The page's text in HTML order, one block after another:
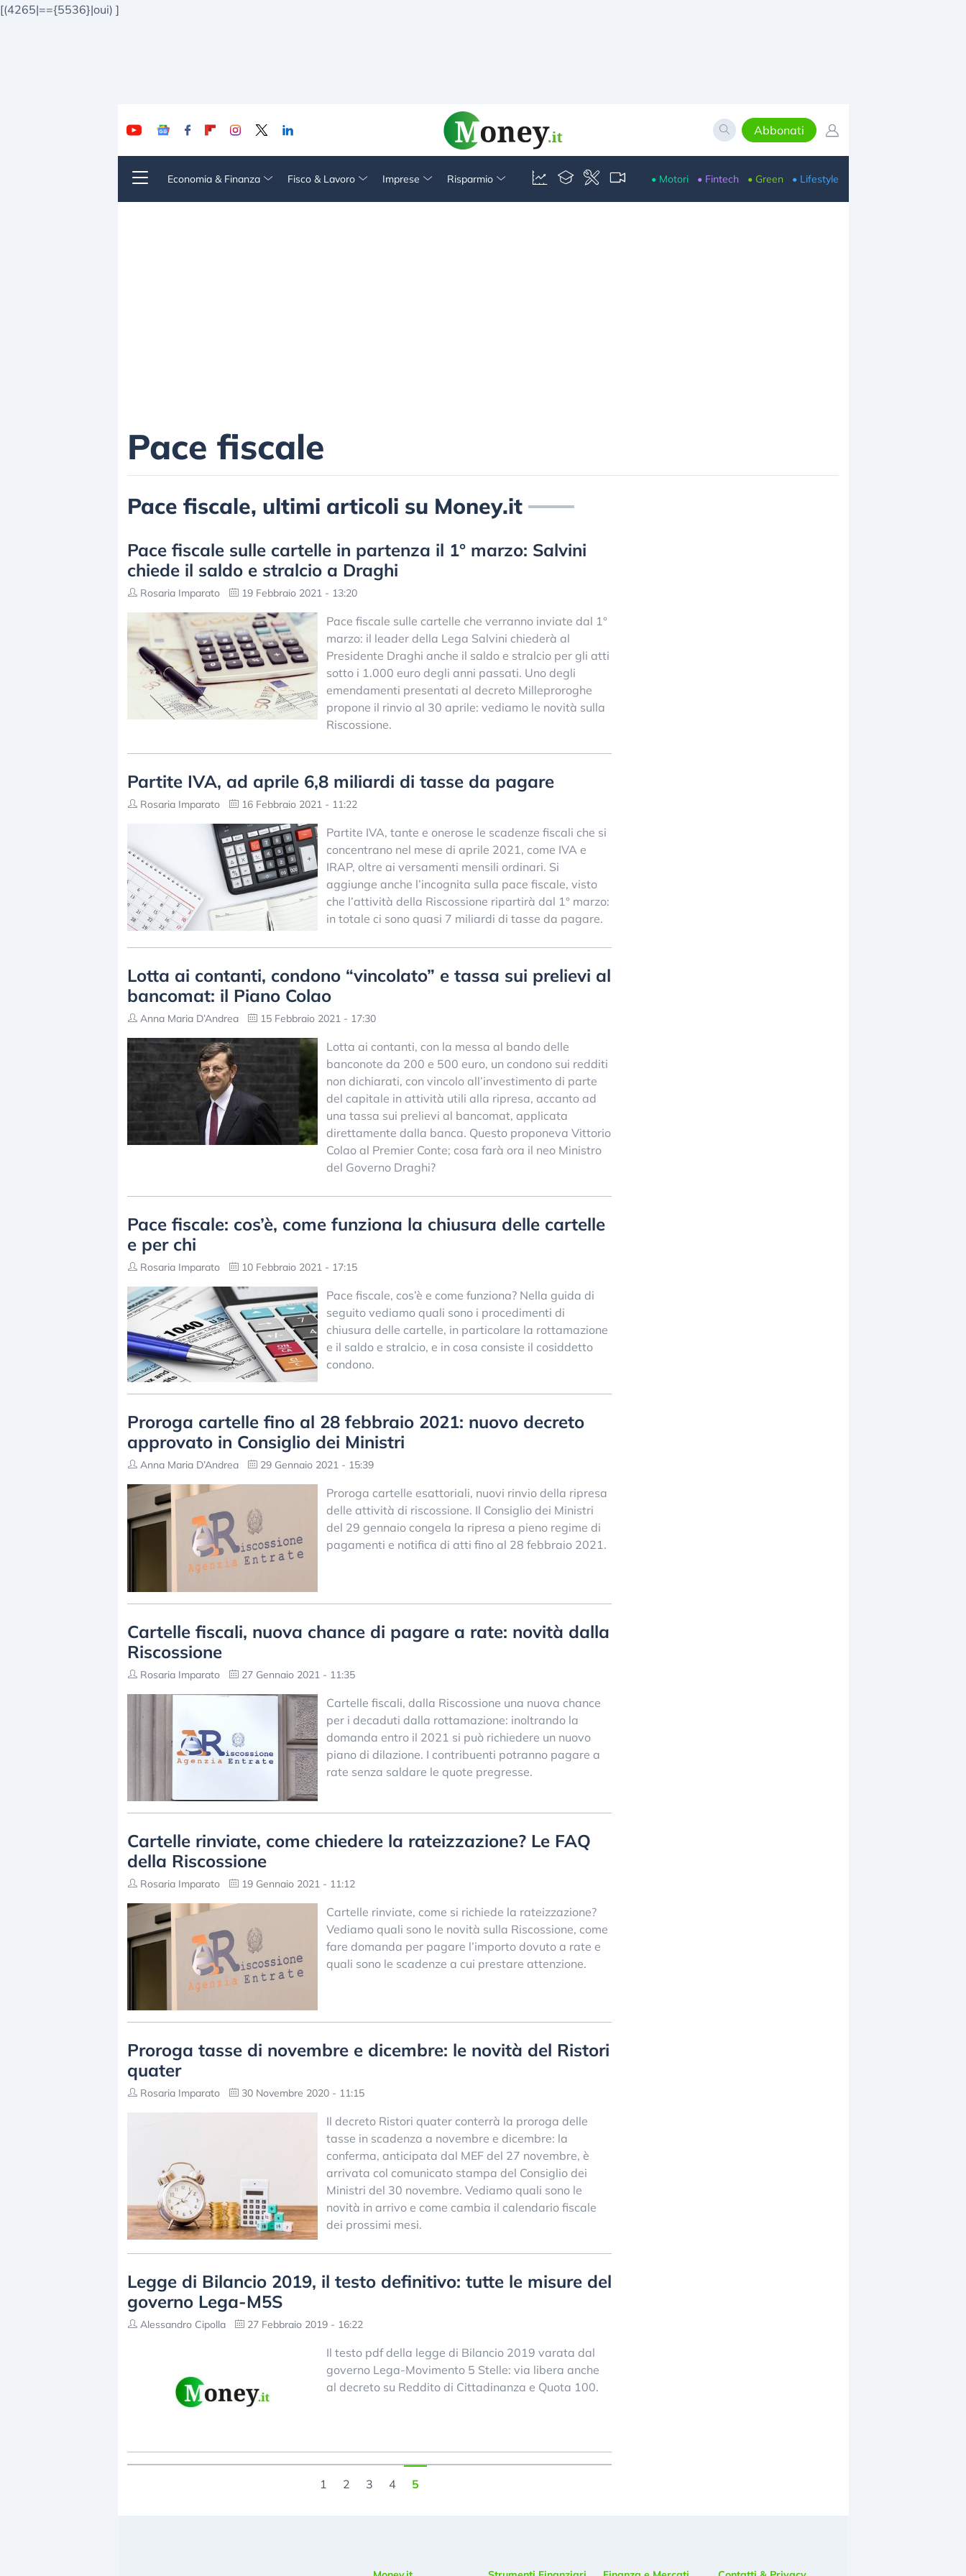
[(4265|=={5536}|oui) ]
Abbonati
Economia & Finanza Fisco & Lavoro Imprese Risparmio • Motori • Fintech • Green • Lifestyle
Pace fiscale
Pace fiscale, ultimi articoli su Money.it
Pace fiscale sulle cartelle in partenza il 1° marzo: Salvini
chiede il saldo e stralcio a Draghi
Rosaria Imparato 19 Febbraio 2021 - 13:20
Pace fiscale sulle cartelle che verranno inviate dal 1°
marzo: il leader della Lega Salvini chiederà al
Presidente Draghi anche il saldo e stralcio per gli atti
sotto i 1.000 euro degli anni passati. Uno degli
emendamenti presentati al decreto Milleproroghe
propone il rinvio al 30 aprile: vediamo le novità sulla
Riscossione.
Partite IVA, ad aprile 6,8 miliardi di tasse da pagare
Rosaria Imparato 16 Febbraio 2021 - 11:22
Partite IVA, tante e onerose le scadenze fiscali che si
concentrano nel mese di aprile 2021, come IVA e
IRAP, oltre ai versamenti mensili ordinari. Si
aggiunge anche l’incognita sulla pace fiscale, visto
che l’attività della Riscossione ripartirà dal 1° marzo:
in totale ci sono quasi 7 miliardi di tasse da pagare.
Lotta ai contanti, condono “vincolato” e tassa sui prelievi al
bancomat: il Piano Colao
Anna Maria D’Andrea 15 Febbraio 2021 - 17:30
Lotta ai contanti, con la messa al bando delle
banconote da 200 e 500 euro, un condono sui redditi
non dichiarati, con vincolo all’investimento di parte
del capitale in attività utili alla ripresa, accanto ad
una tassa sui prelievi al bancomat, applicata
direttamente dalla banca. Questo proponeva Vittorio
Colao al Premier Conte; cosa farà ora il neo Ministro
del Governo Draghi?
Pace fiscale: cos’è, come funziona la chiusura delle cartelle
e per chi
Rosaria Imparato 10 Febbraio 2021 - 17:15
Pace fiscale, cos’è e come funziona? Nella guida di
seguito vediamo quali sono i procedimenti di
chiusura delle cartelle, in particolare la rottamazione
e il saldo e stralcio, e in cosa consiste il cosiddetto
condono.
Proroga cartelle fino al 28 febbraio 2021: nuovo decreto
approvato in Consiglio dei Ministri
Anna Maria D’Andrea 29 Gennaio 2021 - 15:39
Proroga cartelle esattoriali, nuovi rinvio della ripresa
delle attività di riscossione. Il Consiglio dei Ministri
del 29 gennaio congela la ripresa a pieno regime di
pagamenti e notifica di atti fino al 28 febbraio 2021.
Cartelle fiscali, nuova chance di pagare a rate: novità dalla
Riscossione
Rosaria Imparato 27 Gennaio 2021 - 11:35
Cartelle fiscali, dalla Riscossione una nuova chance
per i decaduti dalla rottamazione: inoltrando la
domanda entro il 2021 si può richiedere un nuovo
piano di dilazione. I contribuenti potranno pagare a
rate senza saldare le quote pregresse.
Cartelle rinviate, come chiedere la rateizzazione? Le FAQ
della Riscossione
Rosaria Imparato 19 Gennaio 2021 - 11:12
Cartelle rinviate, come si richiede la rateizzazione?
Vediamo quali sono le novità sulla Riscossione, come
fare domanda per pagare l’importo dovuto a rate e
quali sono le scadenze a cui prestare attenzione.
Proroga tasse di novembre e dicembre: le novità del Ristori
quater
Rosaria Imparato 30 Novembre 2020 - 11:15
Il decreto Ristori quater conterrà la proroga delle
tasse in scadenza a novembre e dicembre: la
conferma, anticipata dal MEF del 27 novembre, è
arrivata col comunicato stampa del Consiglio dei
Ministri del 30 novembre. Vediamo quali sono le
novità in arrivo e come cambia il calendario fiscale
dei prossimi mesi.
Legge di Bilancio 2019, il testo definitivo: tutte le misure del
governo Lega-M5S
Alessandro Cipolla 27 Febbraio 2019 - 16:22
Il testo pdf della legge di Bilancio 2019 varata dal
governo Lega-Movimento 5 Stelle: via libera anche
al decreto su Reddito di Cittadinanza e Quota 100.
1 2 3 4 5